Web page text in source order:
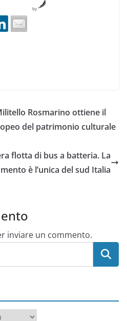
by
Rosmarino ottiene il
del patrimonio culturale
flotta di bus a batteria. La
è l’unica del sud Italia
inviare un commento.